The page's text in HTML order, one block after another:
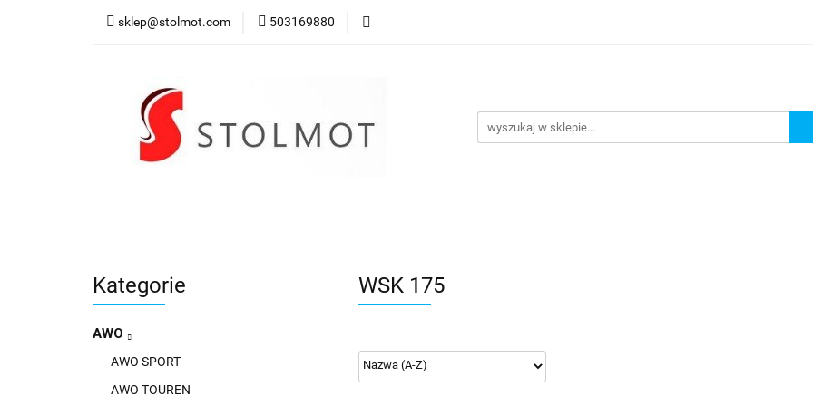
sklep@stolmot.com 503169880
Kategorie
AWO
AWO SPORT
AWO TOUREN
WSK 175